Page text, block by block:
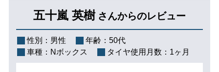
五十嵐 英樹 さんからのレビュー
性別： 男性 年齢： 50代
車種： Nボックス タイヤ使用月数： 1ヶ月